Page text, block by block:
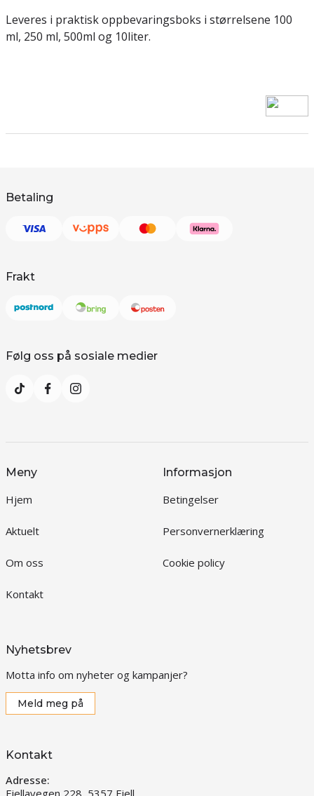
Leveres i praktisk oppbevaringsboks i størrelsene 100
ml, 250 ml, 500ml og 10liter.
Betaling
Frakt
Følg oss på sosiale medier
Meny
Hjem
Aktuelt
Om oss
Kontakt
Informasjon
Betingelser
Personvernerklæring
Cookie policy
Nyhetsbrev
Motta info om nyheter og kampanjer?
Meld meg på
Kontakt
Adresse:
Fjellavegen 228, 5357 Fjell